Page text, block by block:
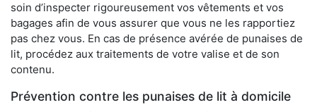
soin d’inspecter rigoureusement vos vêtements et vos
bagages afin de vous assurer que vous ne les rapportiez
pas chez vous. En cas de présence avérée de punaises de
lit, procédez aux traitements de votre valise et de son
contenu.
Prévention contre les punaises de lit à domicile